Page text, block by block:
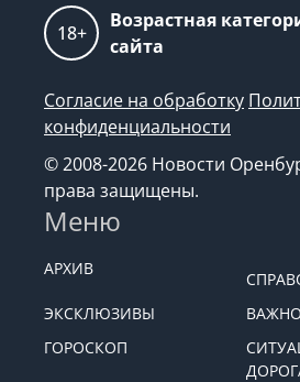
18+
Возрастная
сайта
Согласие на обработку
конфиденциальности
© 2008-2026 Новости
права защищены.
Меню
АРХИВ
ЭКСКЛЮЗИВЫ
ГОРОСКОП